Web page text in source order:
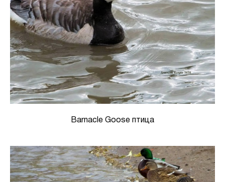
Barnacle Goose птица